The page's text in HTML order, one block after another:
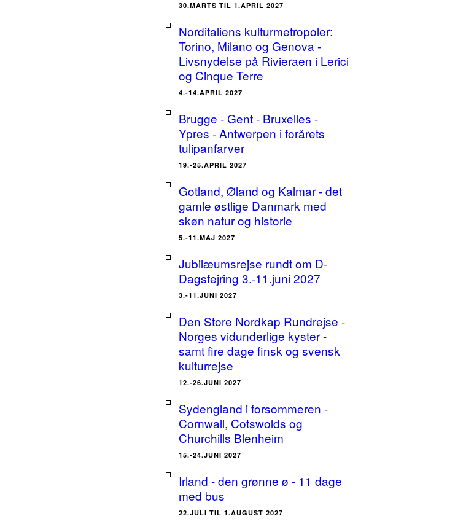
30.MARTS TIL 1.APRIL 2027
Norditaliens kulturmetropoler:
Torino, Milano og Genova -
Livsnydelse på Rivieraen i Lerici
og Cinque Terre
4.-14.APRIL 2027
Brugge - Gent - Bruxelles -
Ypres - Antwerpen i forårets
tulipanfarver
19.-25.APRIL 2027
Gotland, Øland og Kalmar - det
gamle østlige Danmark med
skøn natur og historie
5.-11.MAJ 2027
Jubilæumsrejse rundt om D-
Dagsfejring 3.-11.juni 2027
3.-11.JUNI 2027
Den Store Nordkap Rundrejse -
Norges vidunderlige kyster -
samt fire dage finsk og svensk
kulturrejse
12.-26.JUNI 2027
Sydengland i forsommeren -
Cornwall, Cotswolds og
Churchills Blenheim
15.-24.JUNI 2027
Irland - den grønne ø - 11 dage
med bus
22.JULI TIL 1.AUGUST 2027